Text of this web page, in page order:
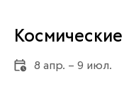
8 апр. – 9 июл.